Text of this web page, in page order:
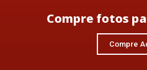
Compre fotos
Compre